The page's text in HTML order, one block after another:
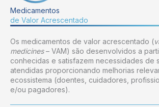
Medicamentos
de Valor Acrescentado
Os medicamentos de valor acrescentado (
medicines– VAM) são desenvolvidos a
conhecidas e satisfazem necessidades de
atendidas proporcionando melhorias
ecossistema (doentes, cuidadores,
e/ou pagadores).